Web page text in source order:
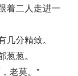
二人走进一
分精致。
葱。
老莫。”